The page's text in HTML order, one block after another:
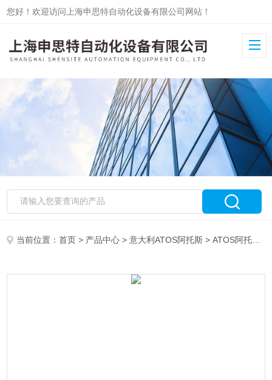
您好！欢迎访问上海申思特自动化设备有限公司网站！
当前位置：首页 > 产品中心 >意大利ATOS阿托斯 >ATOS阿托斯油缸和伺服油缸